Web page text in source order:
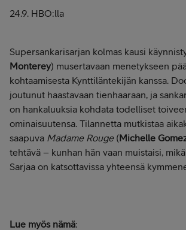
24.9. HBO:lla
Supersankarisarjan kolmas kausi
Monterey) musertavaan menetykseen
kohtaamisesta Kynttiläntekijän kanssa.
joutunut haastavaan tienhaaraan, ja
on hankaluuksia kohdata todelliset
ominaisuutensa. Tilannetta mutkistaa
saapuva Madame Rouge(Michelle
tehtävä – kunhan hän vaan muistaisi,
Sarjaa on katsottavissa yhteensä
Lue myös nämä: